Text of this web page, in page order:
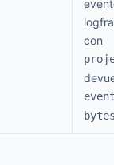
con